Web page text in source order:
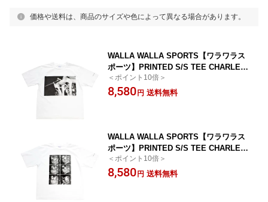
価格や送料は、商品のサイズや色によって異なる場合があります。
WALLA WALLA SPORTS【ワラワラス
ポーツ】PRINTED S/S TEE CHARLES
PETERSON "CROWD SURF" *WHITE
＜ポイント10倍＞
8,580円 送料無料
WALLA WALLA SPORTS【ワラワラス
ポーツ】PRINTED S/S TEE CHARLES
PETERSON "DRUM CRASH" *WHITE
＜ポイント10倍＞
8,580円 送料無料